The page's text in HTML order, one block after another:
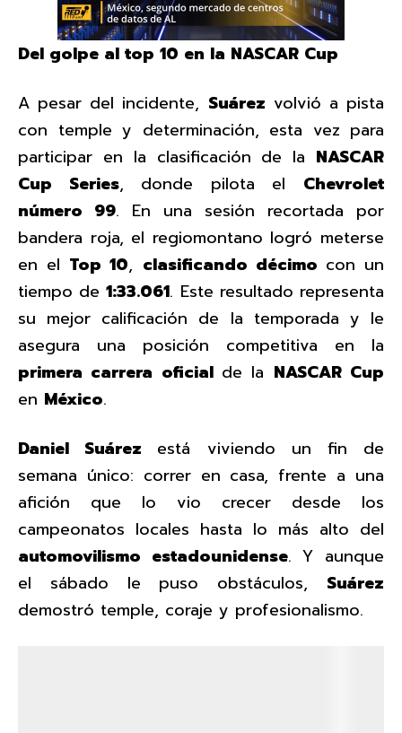
Del golpe al top 10 en la NASCAR Cup
A pesar del incidente, Suárez volvió a pista
con temple y determinación, esta vez para
participar en la clasificación de la NASCAR
Cup Series, donde pilota el Chevrolet
número 99. En una sesión recortada por
bandera roja, el regiomontano logró meterse
en el Top 10, clasificando décimo con un
tiempo de1:33.061. Este resultado representa
su mejor calificación de la temporada y le
asegura una posición competitiva en la
primera carrera oficial de la NASCAR Cup
en México.
Daniel Suárez está viviendo un fin de
semana único: correr en casa, frente a una
afición que lo vio crecer desde los
campeonatos locales hasta lo más alto del
automovilismo estadounidense. Y aunque
el sábado le puso obstáculos, Suárez
demostró temple, coraje y profesionalismo.